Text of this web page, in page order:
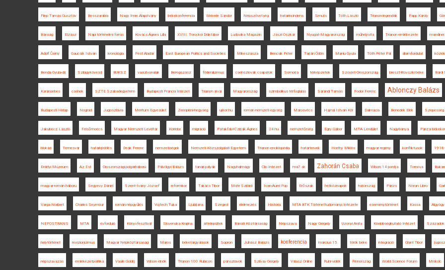
Filep Tamás Gusztáv Besszarábia Nagy Imre Alapítvány békekonferencia Wekerle Sándor Népszövetség határincindens Smuts Tóth László Trianon-legendák Papp Károly
Bánság Elzász Napi történelmi forrás Kovács Ágnes Lilla XVIII. Torockói Diáktábor Ludovika Magazin Jászi Oszkár Nyugat-Magyarország műhelyvita Trianon emlékezete
Adolf Černý Gaucsík István kronológia Fest Aladár East European Politics and Societies Mikeszásza Bencsik Péter Tarján Ödön Maniu Gyula Tóth Péter Pál államfordulat
Benda Gyula-díj Szilágykövesd BUKSZ vasútvonalak Beregszász föderalizmus csehszlovák csapatok Somorja térképzetek Szovjet-Oroszország breszt-litovszki béke Bárdi
Karánsebes csehek SZTE Szabadegyetem Budapesti Francia Intézet Trianon árvái Magyarország szimbolikus térfoglalás Sárándi Tamás Fodor Ferenc Ablonczy Balázs
Budapesti Hírlap Nógrád Jugoszlávia Meritum Egyesület Zempléni-hegység ujkor.hu román nemzeti egység Marosvécs Hajnal István Kör Dalmácia Benedek Elek Szepesség
Jakubecz László Felsőmoécs Magyar Nemzeti Levéltár Korridor migráció Patakfalvi-Czirják Ágnes 24.hu nemzetőrség Egry Gábor MTA Lendület Nagybánya Párizsi
blokád Temesvár határkijelölés Deák Ferenc nemzetiségek Nemzeti Közszolgálati Egyetem Trianon enciklopédia határtervek Horthy Miklós magyar regény konfliktusok
Erdélyi Múzeum Az Est Oroszországi polgárháború Pálvölgyi Balázs tanári pályák Nagyhalmágy Clio Intézet ma7.sk Zahorán Csaba Wilson 14 pontja Tornova
magyar-román háború Segyevy Dániel Szent-Ivány József reformkor Takács Tibor Mohr Szilárd Ioan-Aurel Pop Erőszak hétköznapok hátország Párizs Noran Libro
Varga Norbert Charles Seymour román népgyűlés Vojtech Tuka Ljubljana Szeged élelmezés História MTA BTK Történettudományi Intézete eseménytörténet Kassa Algyógy
NEPOSTRANS MTA évforduló Könyvfesztivál Slovenska Krajina áttelepültek Bánáti Köztársaság Népszava Nagy Gergely Uzonyi Anita Kisebbségkutató Intézet Századok
helytörténet revizionizmus Magyar Népköztársaság Maros béketárgyalások Sopron Juhász Balázs konferencia március 15. török béke integráció Glant Tibor
népszavazás emlékezetpolitika Vasile Goldiș Wilson elnök Trianon 100 Rubicon pánszlávok Szilvay Gergely Válasz Online Ruhr-vidék Finnország World Science Forum Miskolc